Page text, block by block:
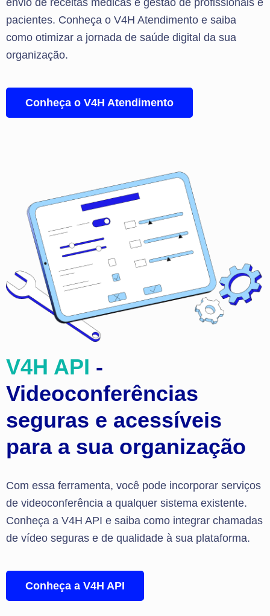
envio de receitas médicas e gestão de profissionais e
pacientes. Conheça o V4H Atendimento e saiba
como otimizar a jornada de saúde digital da sua
organização.
Conheça o V4H Atendimento
V4H API -
Videoconferências
seguras e acessíveis
para a sua organização
Com essa ferramenta, você pode incorporar serviços
de videoconferência a qualquer sistema existente.
Conheça a V4H API e saiba como integrar chamadas
de vídeo seguras e de qualidade à sua plataforma.
Conheça a V4H API